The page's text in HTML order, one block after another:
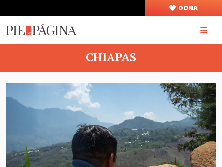
DONA
CHIAPAS